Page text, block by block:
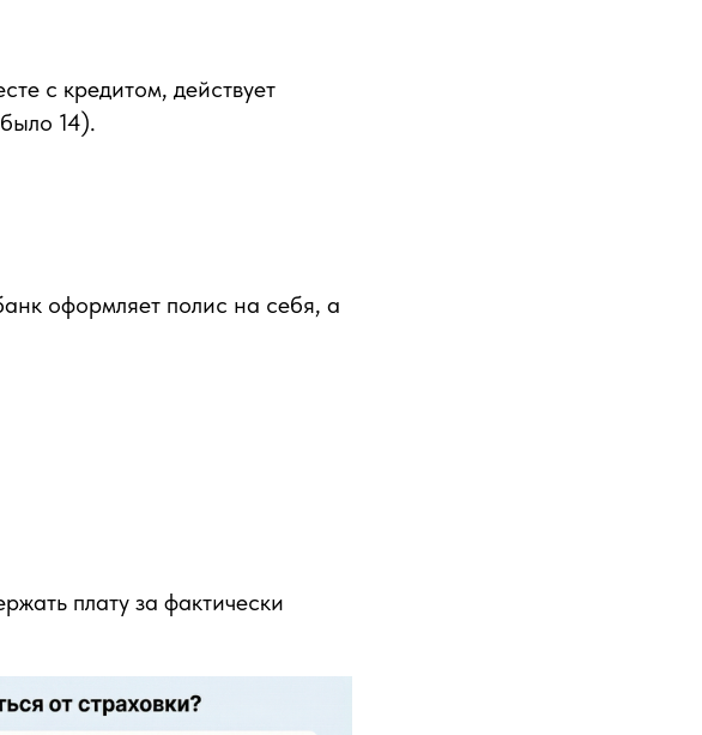
с кредитом, действует
14).
оформляет полис на себя, а
плату за фактически